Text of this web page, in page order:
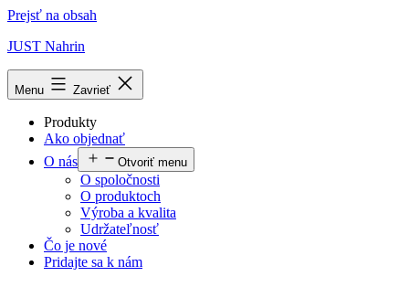
Prejsť na obsah
JUST Nahrin
Menu Zavrieť
Produkty
Ako objednať
O nás
Otvoriť menu
O spoločnosti
O produktoch
Výroba a kvalita
Udržateľnosť
Čo je nové
Pridajte sa k nám